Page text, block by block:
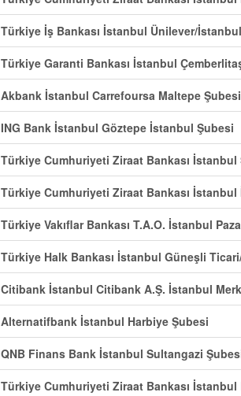
Türkiye İş Bankası İstanbul Ünilever/
Türkiye Garanti Bankası İstanbul
Akbank İstanbul Carrefoursa Maltepe Şubesi
ING Bank İstanbul Göztepe İstanbul Şubesi
Türkiye Cumhuriyeti Ziraat Bankası
Türkiye Cumhuriyeti Ziraat Bankası
Türkiye Vakıflar Bankası T.A.O. İstanbul
Türkiye Halk Bankası İstanbul Güneşli
Citibank İstanbul Citibank A.Ş. İstanbul
Alternatifbank İstanbul Harbiye Şubesi
QNB Finans Bank İstanbul Sultangazi
Türkiye Cumhuriyeti Ziraat Bankası